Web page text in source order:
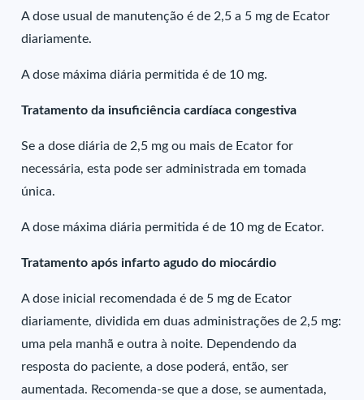
A dose usual de manutenção é de 2,5 a 5 mg de Ecator
diariamente.
A dose máxima diária permitida é de 10 mg.
Tratamento da insuficiência cardíaca congestiva
Se a dose diária de 2,5 mg ou mais de Ecator for
necessária, esta pode ser administrada em tomada
única.
A dose máxima diária permitida é de 10 mg de Ecator.
Tratamento após infarto agudo do miocárdio
A dose inicial recomendada é de 5 mg de Ecator
diariamente, dividida em duas administrações de 2,5 mg:
uma pela manhã e outra à noite. Dependendo da
resposta do paciente, a dose poderá, então, ser
aumentada. Recomenda-se que a dose, se aumentada,